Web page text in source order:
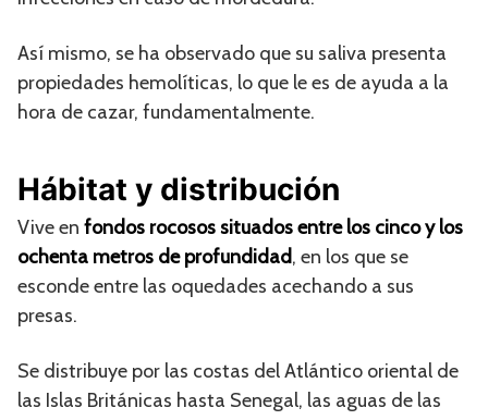
Así mismo, se ha observado que su saliva presenta
propiedades hemolíticas, lo que le es de ayuda a la
hora de cazar, fundamentalmente.
Hábitat y distribución
Vive en fondos rocosos situados entre los cinco y los
ochenta metros de profundidad, en los que se
esconde entre las oquedades acechando a sus
presas.
Se distribuye por las costas del Atlántico oriental de
las Islas Británicas hasta Senegal, las aguas de las